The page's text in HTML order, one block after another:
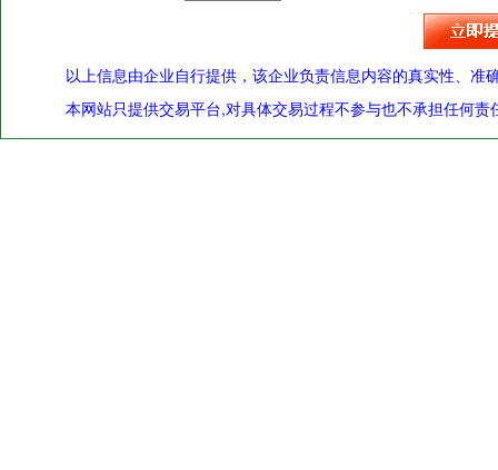
以上信息由企业自行提供，该企业负责信息内容的真实性、准
本网站只提供交易平台,对具体交易过程不参与也不承担任何责